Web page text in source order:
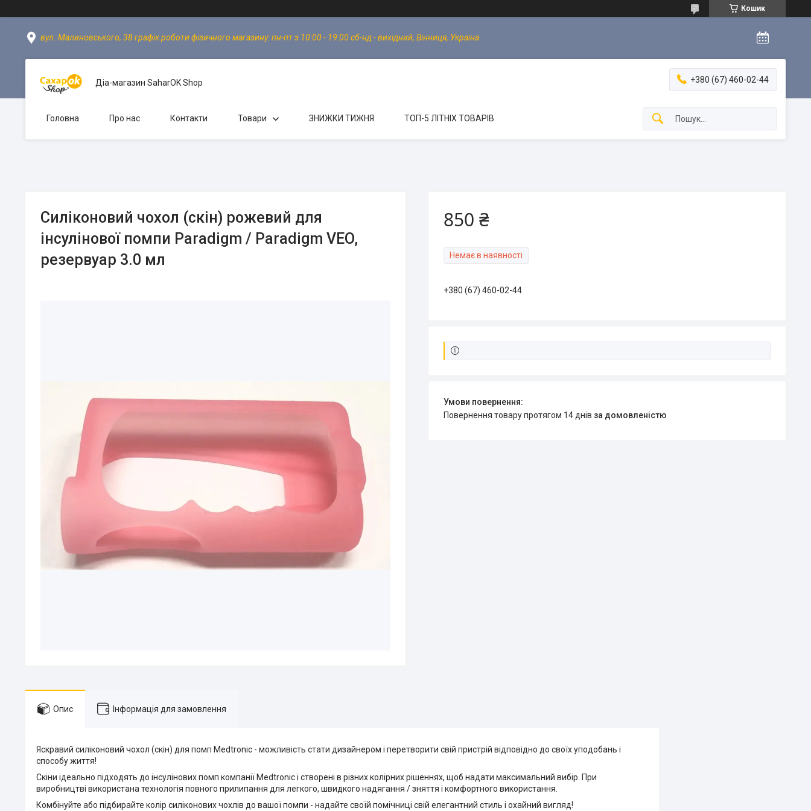
Кошик
вул. Малиновського, 38 графік роботи фізичного магазину: пн-пт з 10:00 - 19:00 сб-нд - вихідний, Вінниця, Україна
Діа-магазин SaharOK Shop +380 (67) 460-02-44
Головна Про нас Контакти Товари ЗНИЖКИ ТИЖНЯ ТОП-5 ЛІТНІХ ТОВАРІВ
Силіконовий чохол (скін) рожевий для
інсулінової помпи Paradigm / Paradigm VEO,
резервуар 3.0 мл
850 ₴
Немає в наявності
+380 (67) 460-02-44
повернення товару протягом 14 днів за домовленістю
Опис Інформація для замовлення
Яскравий силіконовий чохол (скін) для помп Medtronic - можливість стати дизайнером і перетворити свій пристрій відповідно до своїх уподобань і
способу життя!
Скіни ідеально підходять до інсулінових помп компанії Medtronic і створені в різних колірних рішеннях, щоб надати максимальний вибір. При
виробництві використана технологія повного прилипання для легкого, швидкого надягання / зняття і комфортного використання.
Комбінуйте або підбирайте колір силіконових чохлів до вашої помпи - надайте своїй помічниці свій елегантний стиль і охайний вигляд!